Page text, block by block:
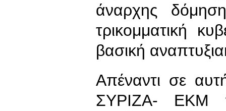
άναρχης
τρικομματική
βασική
Απέναντι σε
ΣΥΡΙΖΑ- ΕΚΜ